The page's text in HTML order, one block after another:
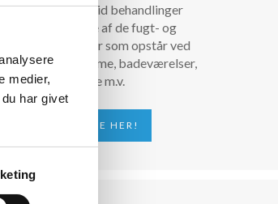
medier,
har givet
BioRid, kan BioRid behandlinger
afhjælpe mange af de fugt- og
skimmelproblemer som opstår ved
badeværelser,
kældre m.v.
LÆS MERE HER!